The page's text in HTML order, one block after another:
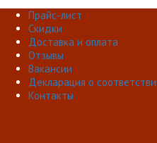
Прайс-лист
Скидки
Доставка и оплата
Отзывы
Вакансии
Декларация о
Контакты